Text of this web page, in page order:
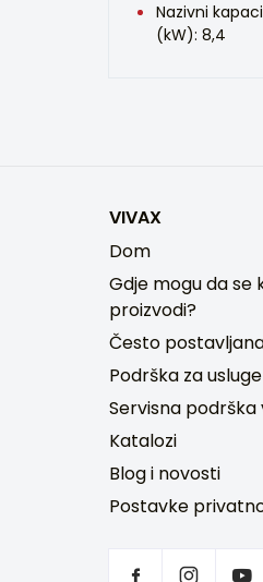
Nazivni
(kW): 8,4
VIVAX
Dom
Gdje mogu da se
proizvodi?
Često
Podrška za usluge
Servisna
Katalozi
Blog i novosti
Postavke